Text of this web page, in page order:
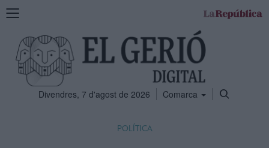
Mostra
navegació
Divendres, 7 d'agost de 2026 Comarca
POLÍTICA